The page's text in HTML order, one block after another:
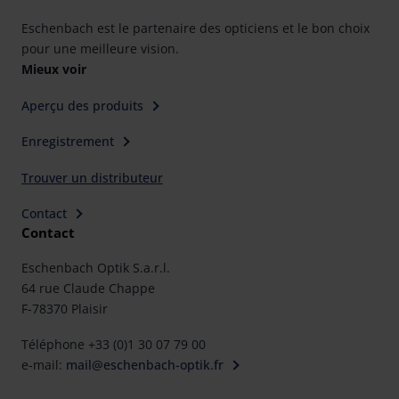
Eschenbach est le partenaire des opticiens et le bon choix
pour une meilleure vision.
Mieux voir
Aperçu des produits
Enregistrement
Trouver un distributeur
Contact
Contact
Eschenbach Optik S.a.r.l.
64 rue Claude Chappe
F-78370 Plaisir
Téléphone +33 (0)1 30 07 79 00
e-mail: mail@eschenbach-optik.fr